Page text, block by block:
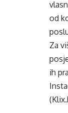
od
Za
ih